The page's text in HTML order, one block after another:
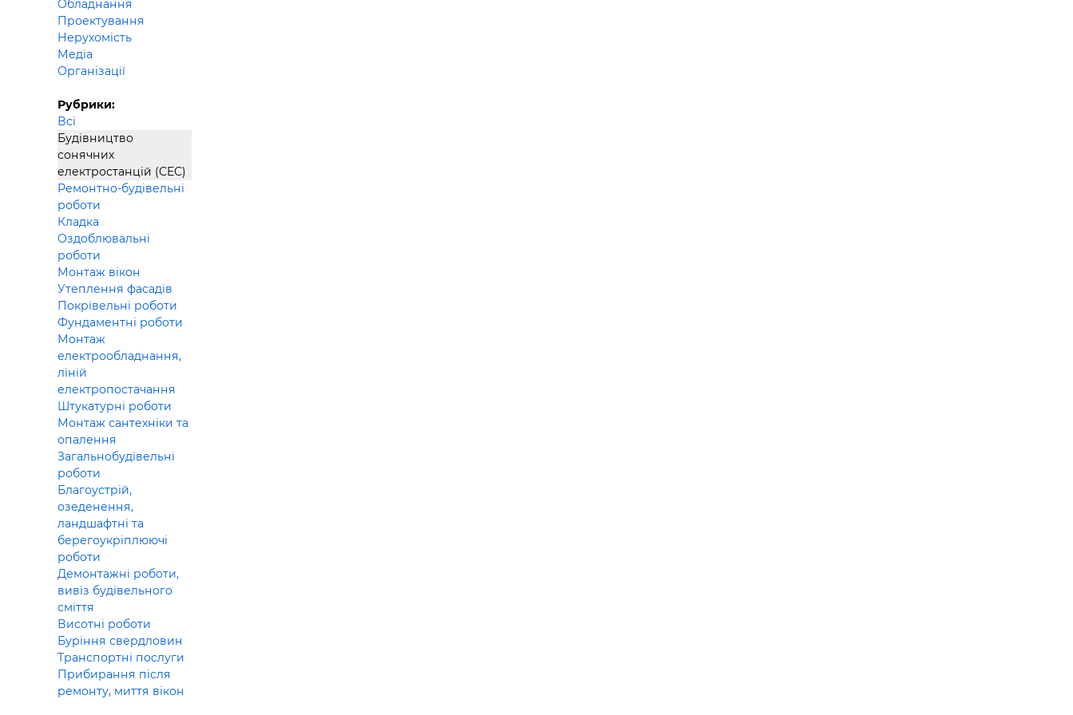
Обладнання
Проектування
Нерухомість
Медіа
Організації
Рубрики:
Всі
Будівництво
сонячних
електростанцій (СЕС)
Ремонтно-будівельні
роботи
Кладка
Оздоблювальні
роботи
Монтаж вікон
Утеплення фасадів
Покрівельні роботи
Фундаментні роботи
Монтаж
електрообладнання,
ліній
електропостачання
Штукатурні роботи
Монтаж сантехніки та
опалення
Загальнобудівельні
роботи
Благоустрій,
озеденення,
ландшафтні та
берегоукріплюючі
роботи
Демонтажні роботи,
вивіз будівельного
сміття
Висотні роботи
Буріння свердловин
Транспортні послуги
Прибирання після
ремонту, миття вікон